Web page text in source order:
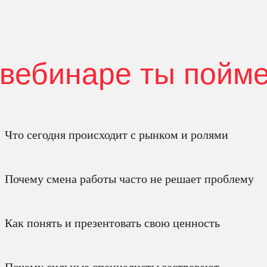
ты
Что сегодня происходит с рынком и ролями
Почему смена работы часто не решает проблему
Как понять и презентовать свою ценность